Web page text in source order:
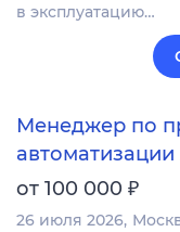
в эксплуатацию…
Менеджер по
от 100 000 ₽
26 июля 2026